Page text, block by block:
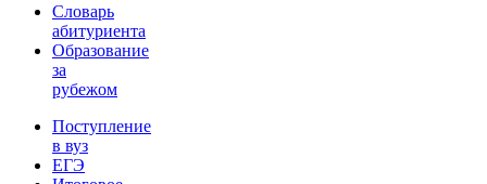
Словарь
абитуриента
Образование
за
рубежом
Поступление
в вуз
ЕГЭ